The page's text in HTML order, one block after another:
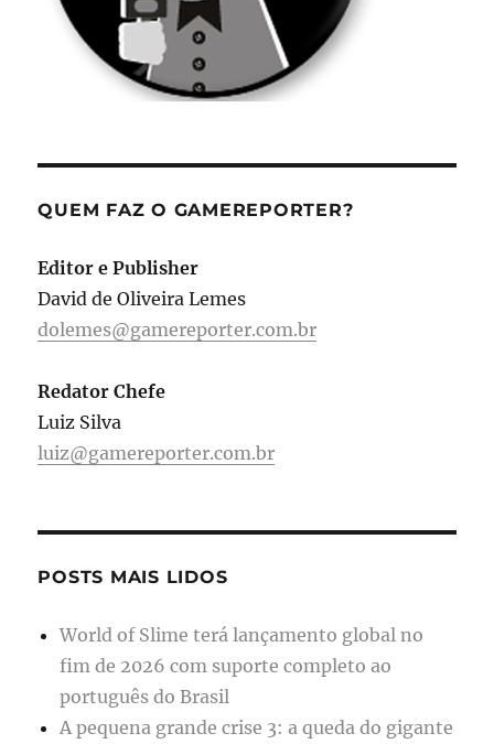
QUEM FAZ O GAMEREPORTER?
Editor e Publisher
David de Oliveira Lemes
dolemes@gamereporter.com.br
Redator Chefe
Luiz Silva
luiz@gamereporter.com.br
POSTS MAIS LIDOS
World of Slime terá lançamento global no
fim de 2026 com suporte completo ao
português do Brasil
A pequena grande crise 3: a queda do gigante